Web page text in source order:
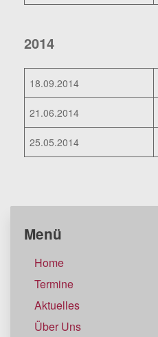
2014
18.09.2014
21.06.2014
25.05.2014
Menü
Home
Termine
Aktuelles
Über Uns